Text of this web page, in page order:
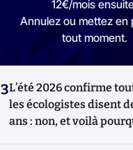
12€/mois
Annulez ou mettez en
tout moment.
3L’été 2026 confirme
les écologistes disent
ans : non, et voilà